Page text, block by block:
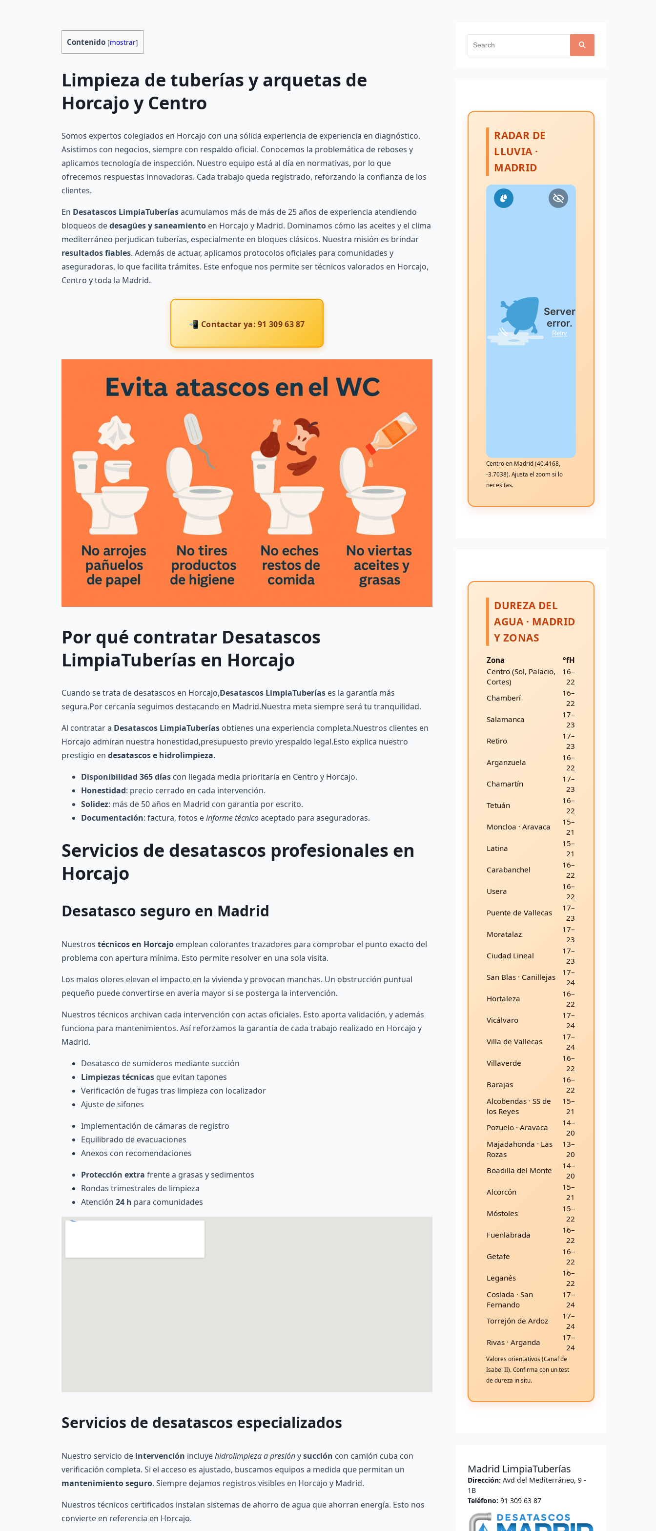
Contenido [mostrar]
Limpieza de tuberías y arquetas de
Horcajo y Centro
Somos expertos colegiados en Horcajo con una sólida experiencia de experiencia en diagnóstico.
Asistimos con negocios, siempre con respaldo oficial. Conocemos la problemática de reboses y
aplicamos tecnología de inspección. Nuestro equipo está al día en normativas, por lo que
ofrecemos respuestas innovadoras. Cada trabajo queda registrado, reforzando la confianza de los
clientes.
En Desatascos LimpiaTuberíasacumulamos más de más de 25 años de experiencia atendiendo
bloqueos dedesagües y saneamiento en Horcajo y Madrid. Dominamos cómo las aceites y el clima
mediterráneo perjudican tuberías, especialmente en bloques clásicos. Nuestra misión es brindar
resultados fiables. Además de actuar, aplicamos protocolos oficiales para comunidades y
aseguradoras, lo que facilita trámites. Este enfoque nos permite ser técnicos valorados en Horcajo,
Centro y toda la Madrid.
📲 Contactar ya: 91 309 63 87
Por qué contratar Desatascos
LimpiaTuberías en Horcajo
Cuando se trata de desatascos en Horcajo,Desatascos LimpiaTuberías es la garantía más
segura.Por cercanía seguimos destacando en Madrid.Nuestra meta siempre será tu tranquilidad.
Al contratar a Desatascos LimpiaTuberías obtienes una experiencia completa.Nuestros clientes en
Horcajo admiran nuestra honestidad,presupuesto previo yrespaldo legal.Esto explica nuestro
prestigio en desatascos e hidrolimpieza.
Disponibilidad 365 días con llegada media prioritaria en Centro y Horcajo.
Honestidad: precio cerrado en cada intervención.
Solidez: más de 50 años en Madrid con garantía por escrito.
Documentación: factura, fotos einforme técnicoaceptado para aseguradoras.
Servicios de desatascos profesionales en
Horcajo
Desatasco seguro en Madrid
Nuestros técnicos en Horcajo emplean colorantes trazadores para comprobar el punto exacto del
problema con apertura mínima. Esto permite resolver en una sola visita.
Los malos olores elevan el impacto en la vivienda y provocan manchas. Un obstrucción puntual
pequeño puede convertirse en avería mayor si se posterga la intervención.
Nuestros técnicos archivan cada intervención con actas oficiales. Esto aporta validación, y además
funciona para mantenimientos. Así reforzamos la garantía de cada trabajo realizado en Horcajo y
Madrid.
Desatasco de sumideros mediante succión
Limpiezas técnicas que evitan tapones
Verificación de fugas tras limpieza con localizador
Ajuste de sifones
Implementación de cámaras de registro
Equilibrado de evacuaciones
Anexos con recomendaciones
Protección extra frente a grasas y sedimentos
Rondas trimestrales de limpieza
Atención 24 h para comunidades
Servicios de desatascos especializados
Nuestro servicio de intervención incluyehidrolimpieza a presiónysucción con camión cuba con
verificación completa. Si el acceso es ajustado, buscamos equipos a medida que permitan un
mantenimiento seguro. Siempre dejamos registros visibles en Horcajo y Madrid.
Nuestros técnicos certificados instalan sistemas de ahorro de agua que ahorran energía. Esto nos
convierte en referencia en Horcajo.
Search
for:
RADAR DE
LLUVIA ·
MADRID
Centro en Madrid (40.4168,
-3.7038). Ajusta el zoom si lo
necesitas.
DUREZA DEL
AGUA · MADRID
Y ZONAS
Zona
°fH
Centro (Sol, Palacio,
Cortes)
16–
22
Chamberí
16–
22
Salamanca
17–
23
Retiro
17–
23
Arganzuela
16–
22
Chamartín
17–
23
Tetuán
16–
22
Moncloa · Aravaca
15–
21
Latina
15–
21
Carabanchel
16–
22
Usera
16–
22
Puente de Vallecas
17–
23
Moratalaz
17–
23
Ciudad Lineal
17–
23
San Blas · Canillejas
17–
24
Hortaleza
16–
22
Vicálvaro
17–
24
Villa de Vallecas
17–
24
Villaverde
16–
22
Barajas
16–
22
Alcobendas · SS de
los Reyes
15–
21
Pozuelo · Aravaca
14–
20
Majadahonda · Las
Rozas
13–
20
Boadilla del Monte
14–
20
Alcorcón
15–
21
Móstoles
15–
22
Fuenlabrada
16–
22
Getafe
16–
22
Leganés
16–
22
Coslada · San
Fernando
17–
24
Torrejón de Ardoz
17–
24
Rivas · Arganda
17–
24
Valores orientativos (Canal de
Isabel II). Confirma con un test
de dureza in situ.
Madrid LimpiaTuberías
Dirección: Avd del Mediterráneo, 9 -
1B
Teléfono: 91 309 63 87